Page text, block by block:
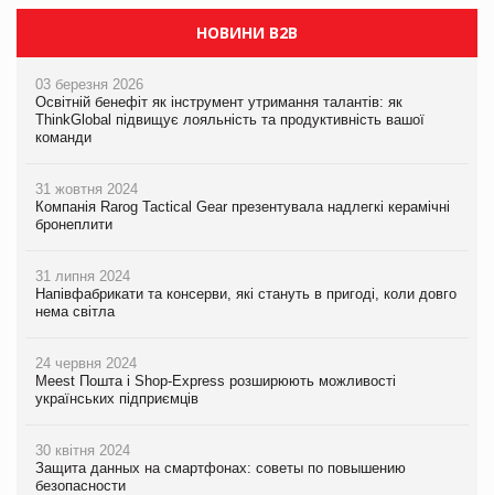
НОВИНИ B2B
03 березня 2026
Освітній бенефіт як інструмент утримання талантів: як
ThinkGlobal підвищує лояльність та продуктивність вашої
команди
31 жовтня 2024
Компанія Rarog Tactical Gear презентувала надлегкі керамічні
бронеплити
31 липня 2024
Напівфабрикати та консерви, які стануть в пригоді, коли довго
нема світла
24 червня 2024
Meest Пошта і Shop-Express розширюють можливості
українських підприємців
30 квітня 2024
Защита данных на смартфонах: советы по повышению
безопасности